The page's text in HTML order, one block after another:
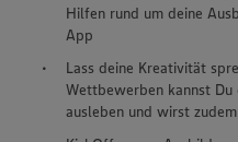
Hilfen rund um deine
App
Lass deine Kreativität
Wettbewerben kannst
ausleben und wirst